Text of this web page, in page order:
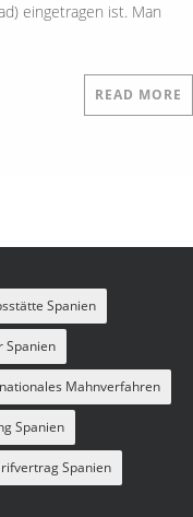
eingetragen ist. Man
READ MORE
Spanien
Spanien
Mahnverfahren
Spanien
Spanien